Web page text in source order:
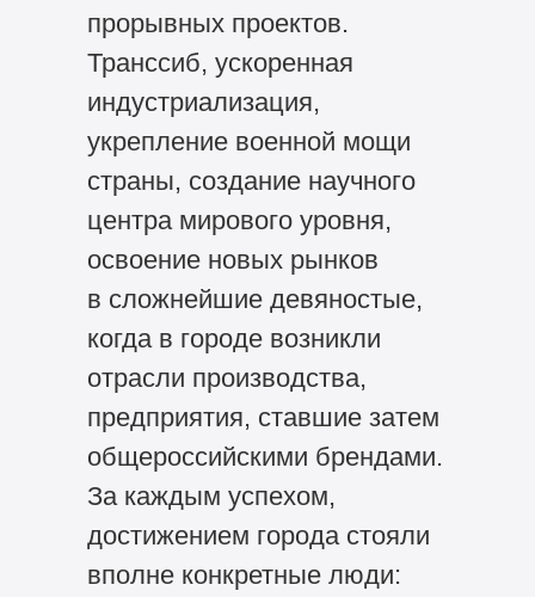
прорывных проектов.
Транссиб, ускоренная
индустриализация,
укрепление военной мощи
страны, создание научного
центра мирового уровня,
освоение новых рынков
в сложнейшие девяностые,
когда в городе возникли
отрасли производства,
предприятия, ставшие затем
общероссийскими брендами.
За каждым успехом,
достижением города стояли
вполне конкретные люди: